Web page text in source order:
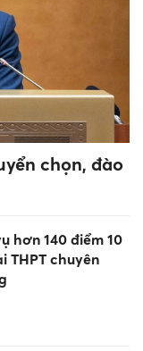
chọn, đào
hơn 140 điểm 10
THPT chuyên